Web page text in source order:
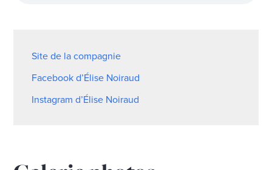
Site de la compagnie
Facebook d’Élise Noiraud
Instagram d’Élise Noiraud